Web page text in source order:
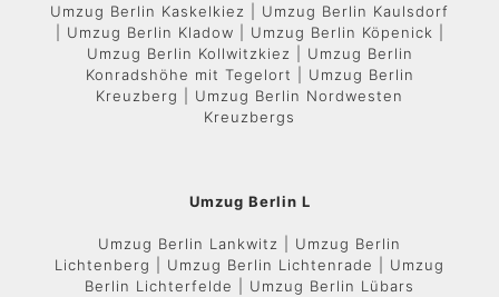
Umzug Berlin Kaskelkiez | Umzug Berlin Kaulsdorf
| Umzug Berlin Kladow | Umzug Berlin Köpenick |
Umzug Berlin Kollwitzkiez | Umzug Berlin
Konradshöhe mit Tegelort | Umzug Berlin
Kreuzberg | Umzug Berlin Nordwesten
Kreuzbergs
Umzug Berlin L
Umzug Berlin Lankwitz | Umzug Berlin
Lichtenberg | Umzug Berlin Lichtenrade | Umzug
Berlin Lichterfelde | Umzug Berlin Lübars